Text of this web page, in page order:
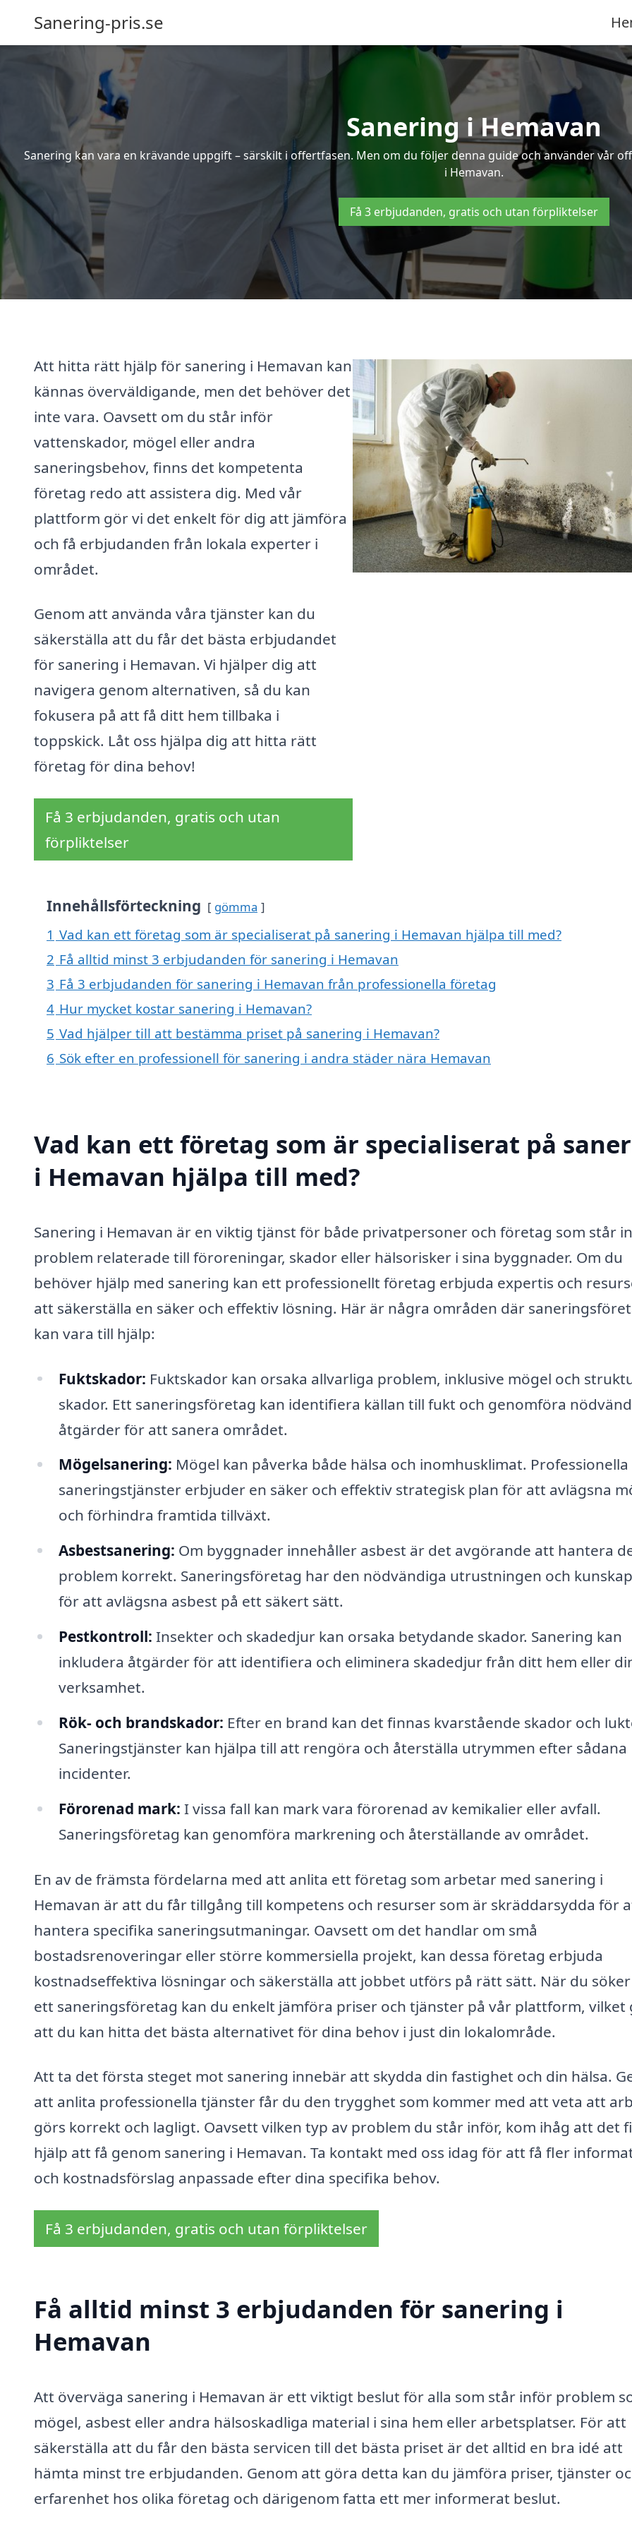
Sanering-pris.se
Sanering i Hemavan
Sanering kan vara en krävande uppgift – särskilt i offertfasen. Men om du följer denna guide och använder vår
i Hemavan.
Få 3 erbjudanden, gratis och utan förpliktelser
Att hitta rätt hjälp för sanering i Hemavan kan
kännas överväldigande, men det behöver det
inte vara. Oavsett om du står inför
vattenskador, mögel eller andra
saneringsbehov, finns det kompetenta
företag redo att assistera dig. Med vår
plattform gör vi det enkelt för dig att jämföra
och få erbjudanden från lokala experter i
området.
Genom att använda våra tjänster kan du
säkerställa att du får det bästa erbjudandet
för sanering i Hemavan. Vi hjälper dig att
navigera genom alternativen, så du kan
fokusera på att få ditt hem tillbaka i
toppskick. Låt oss hjälpa dig att hitta rätt
företag för dina behov!
Få 3 erbjudanden, gratis och utan
förpliktelser
Innehållsförteckning gömma
1 Vad kan ett företag som är specialiserat på sanering i Hemavan hjälpa till med?
2 Få alltid minst 3 erbjudanden för sanering i Hemavan
3 Få 3 erbjudanden för sanering i Hemavan från professionella företag
4 Hur mycket kostar sanering i Hemavan?
5 Vad hjälper till att bestämma priset på sanering i Hemavan?
6 Sök efter en professionell för sanering i andra städer nära Hemavan
Vad kan ett företag som är specialiserat på
i Hemavan hjälpa till med?
Sanering i Hemavan är en viktig tjänst för både privatpersoner och företag som står
problem relaterade till föroreningar, skador eller hälsorisker i sina byggnader. Om du
behöver hjälp med sanering kan ett professionellt företag erbjuda expertis och
att säkerställa en säker och effektiv lösning. Här är några områden där
kan vara till hjälp:
Fuktskador: Fuktskador kan orsaka allvarliga problem, inklusive mögel och
skador. Ett saneringsföretag kan identifiera källan till fukt och genomföra
åtgärder för att sanera området.
Mögelsanering: Mögel kan påverka både hälsa och inomhusklimat. Professionella
saneringstjänster erbjuder en säker och effektiv strategisk plan för att avlägsna
och förhindra framtida tillväxt.
Asbestsanering: Om byggnader innehåller asbest är det avgörande att hantera
problem korrekt. Saneringsföretag har den nödvändiga utrustningen och
för att avlägsna asbest på ett säkert sätt.
Pestkontroll: Insekter och skadedjur kan orsaka betydande skador. Sanering kan
inkludera åtgärder för att identifiera och eliminera skadedjur från ditt hem eller
verksamhet.
Rök- och brandskador: Efter en brand kan det finnas kvarstående skador och
Saneringstjänster kan hjälpa till att rengöra och återställa utrymmen efter sådana
incidenter.
Förorenad mark: I vissa fall kan mark vara förorenad av kemikalier eller avfall.
Saneringsföretag kan genomföra markrening och återställande av området.
En av de främsta fördelarna med att anlita ett företag som arbetar med sanering i
Hemavan är att du får tillgång till kompetens och resurser som är skräddarsydda för
hantera specifika saneringsutmaningar. Oavsett om det handlar om små
bostadsrenoveringar eller större kommersiella projekt, kan dessa företag erbjuda
kostnadseffektiva lösningar och säkerställa att jobbet utförs på rätt sätt. När du
ett saneringsföretag kan du enkelt jämföra priser och tjänster på vår plattform, vilket
att du kan hitta det bästa alternativet för dina behov i just din lokalområde.
Att ta det första steget mot sanering innebär att skydda din fastighet och din hälsa.
att anlita professionella tjänster får du den trygghet som kommer med att veta att
görs korrekt och lagligt. Oavsett vilken typ av problem du står inför, kom ihåg att det
hjälp att få genom sanering i Hemavan. Ta kontakt med oss idag för att få fler
och kostnadsförslag anpassade efter dina specifika behov.
Få 3 erbjudanden, gratis och utan förpliktelser
Få alltid minst 3 erbjudanden för sanering i
Hemavan
Att överväga sanering i Hemavan är ett viktigt beslut för alla som står inför problem
mögel, asbest eller andra hälsoskadliga material i sina hem eller arbetsplatser. För att
säkerställa att du får den bästa servicen till det bästa priset är det alltid en bra idé att
hämta minst tre erbjudanden. Genom att göra detta kan du jämföra priser, tjänster
erfarenhet hos olika företag och därigenom fatta ett mer informerat beslut.